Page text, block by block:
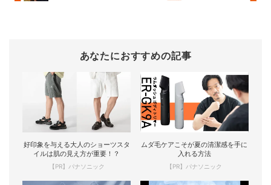
あなたにおすすめの記事
好印象を与える大人のショーツスタ
イルは肌の見え方が重要！？
【PR】パナソニック
ムダ毛ケアこそが夏の清潔感を手に
入れる方法
【PR】パナソニック